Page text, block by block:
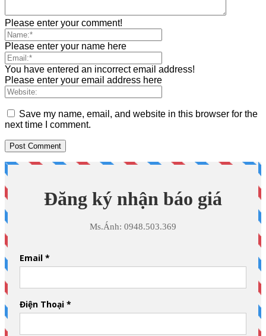
Please enter your comment!
Please enter your name here
You have entered an incorrect email address!
Please enter your email address here
Save my name, email, and website in this browser for the
next time I comment.